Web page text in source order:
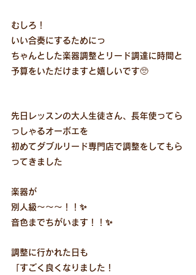
むしろ！
いい合奏にするためにっ
ちゃんとした楽器調整とリード調達に時間と
予算をいただけますと嬉しいです🥺
先日レッスンの大人生徒さん、長年使ってら
っしゃるオーボエを
初めてダブルリード専門店で調整をしてもら
ってきました
楽器が
別人級〜〜〜！！✨
音色までちがいます！！✨
調整に行かれた日も
「すごく良くなりました！